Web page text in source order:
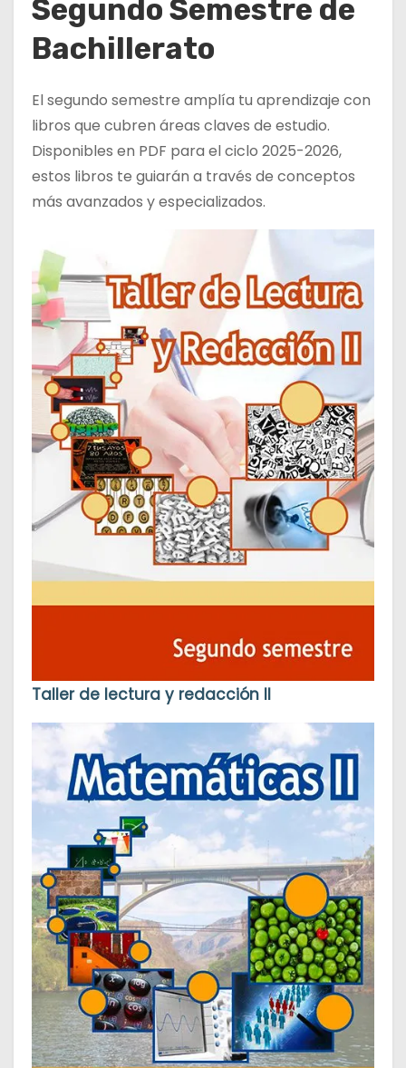
Segundo Semestre de
Bachillerato
El segundo semestre amplía tu aprendizaje con
libros que cubren áreas claves de estudio.
Disponibles en PDF para el ciclo 2025-2026,
estos libros te guiarán a través de conceptos
más avanzados y especializados.
Taller de lectura y redacción II